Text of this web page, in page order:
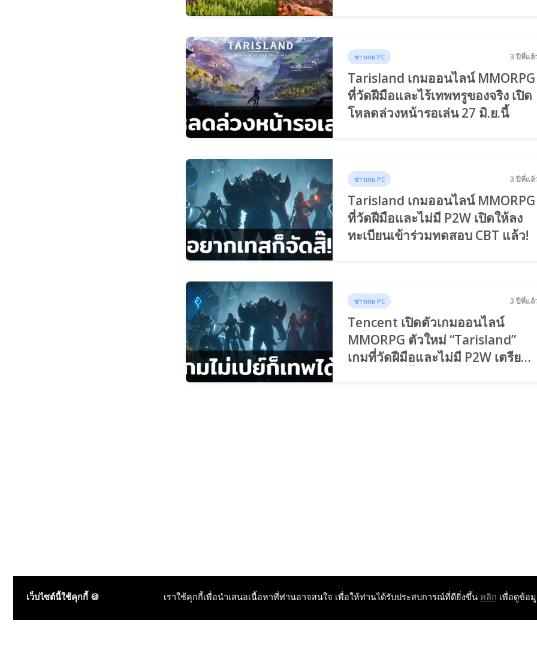
ข่าวเกม PC 3 ปีที่แล้
Tarisland เกมออนไลน์ MMORPG
ที่วัดฝีมือและไร้เทพทรูของจริง เปิด
โหลดล่วงหน้ารอเล่น 27 มิ.ย.นี้
ข่าวเกม PC 3 ปีที่แล้
Tarisland เกมออนไลน์ MMORPG
ที่วัดฝีมือและไม่มี P2W เปิดให้ลง
ทะเบียนเข้าร่วมทดสอบ CBT แล้ว!
ข่าวเกม PC 3 ปีที่แล้
Tencent เปิดตัวเกมออนไลน์
MMORPG ตัวใหม่ “Tarisland”
เกมที่วัดฝีมือและไม่มี P2W เตรียม
เว็บไซต์นี้ใช้คุกกี้ 🍪 เราใช้คุกกี้เพื่อนำเสนอเนื้อหาที่ท่านอาจสนใจ เพื่อให้ท่านได้รับประสบการณ์ที่ดียิ่งขึ้น คลิก เพื่อดูข้อ